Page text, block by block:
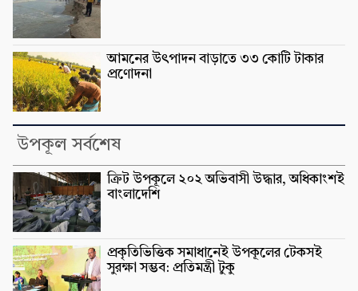
আমনের উৎপাদন বাড়াতে ৩৩ কোটি টাকার
প্রণোদনা
উপকূল সর্বশেষ
ক্রিট উপকূলে ২০২ অভিবাসী উদ্ধার, অধিকাংশই
বাংলাদেশি
প্রকৃতিভিত্তিক সমাধানেই উপকূলের টেকসই
সুরক্ষা সম্ভব: প্রতিমন্ত্রী টুকু